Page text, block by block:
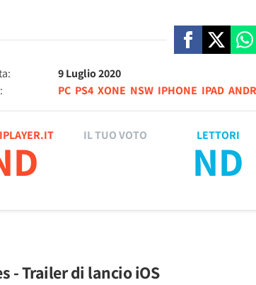
9 Luglio 2020
PC PS4 XONE NSW IPHONE IPAD
LETTORI
ND
IL TUO VOTO
- Trailer di lancio iOS